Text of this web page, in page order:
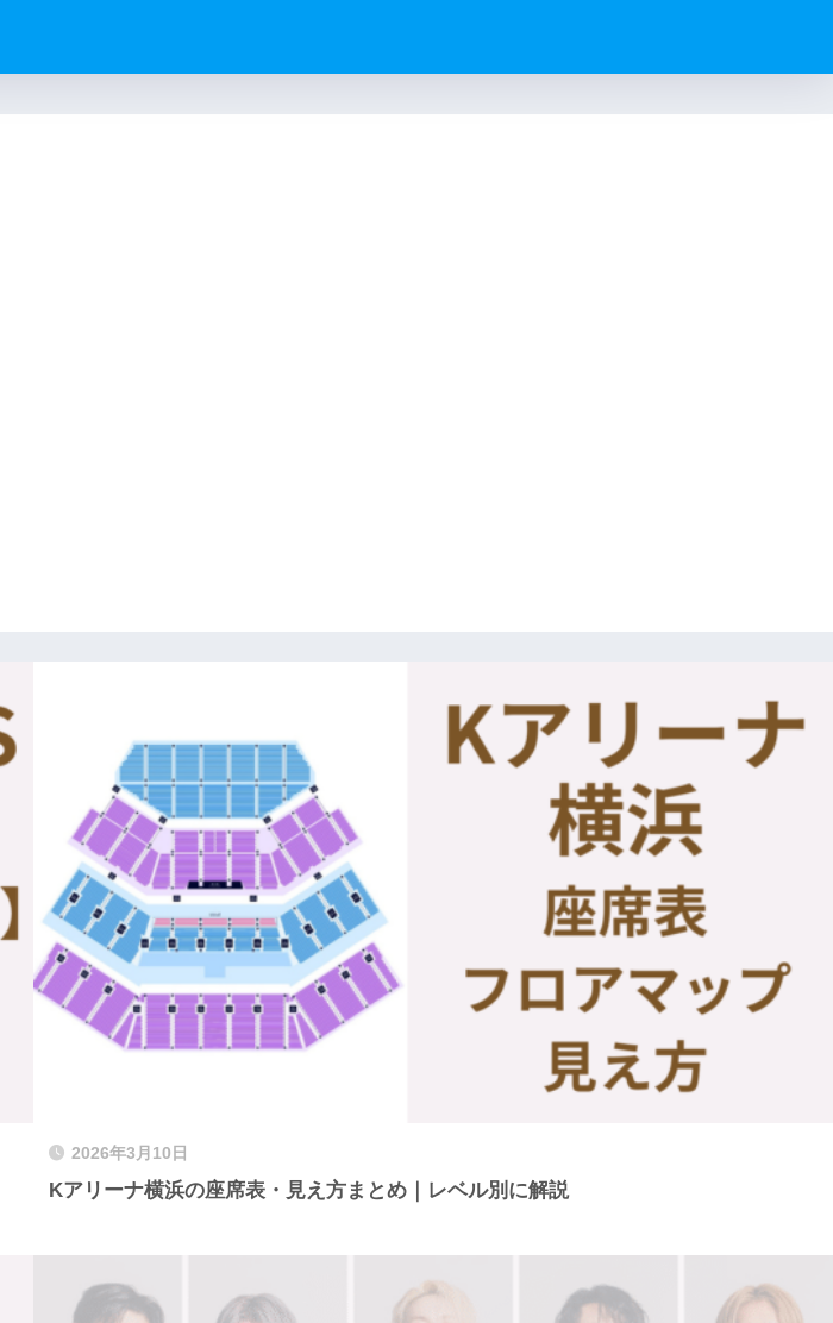
2026年3月10日
Kアリーナ横浜の座席表・見え方まとめ｜レベル別に解説